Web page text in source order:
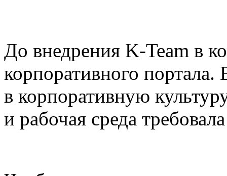
До внедрения K-Team в
корпоративного портала.
в корпоративную
и рабочая среда